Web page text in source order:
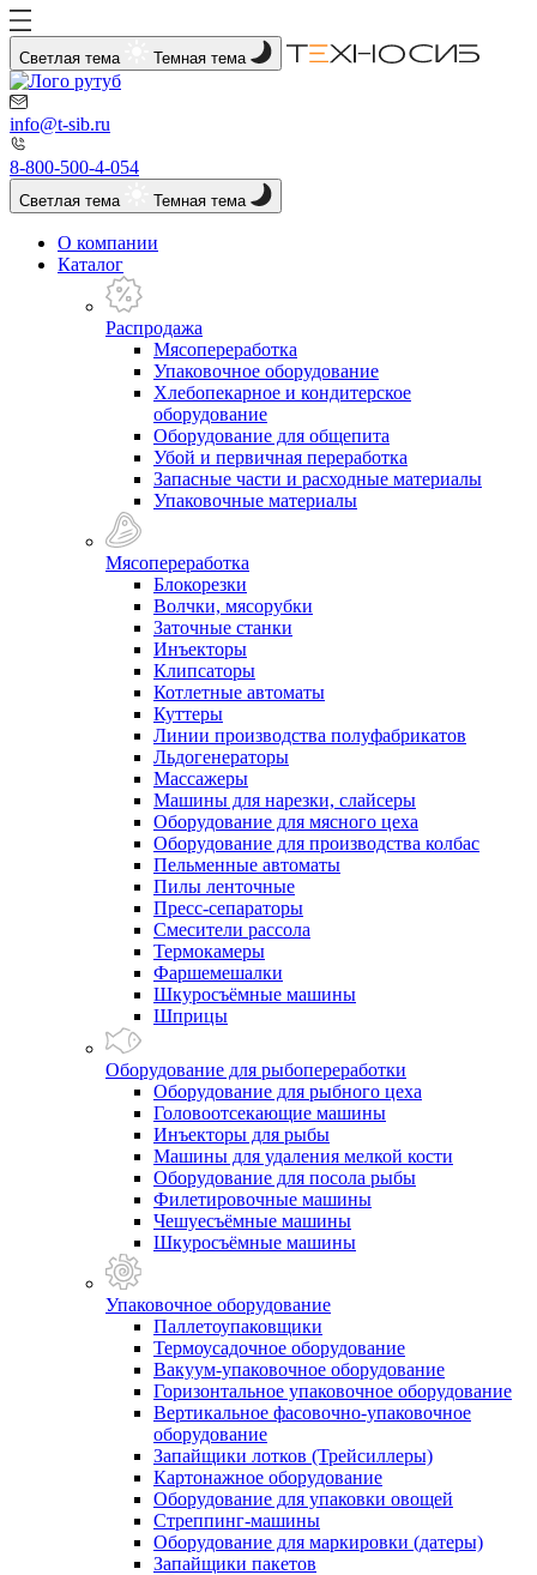
Светлая тема Темная тема
info@t-sib.ru
8-800-500-4-054
Светлая тема Темная тема
О компании
Каталог
Распродажа
Мясопереработка
Упаковочное оборудование
Хлебопекарное и кондитерское
оборудование
Оборудование для общепита
Убой и первичная переработка
Запасные части и расходные материалы
Упаковочные материалы
Мясопереработка
Блокорезки
Волчки, мясорубки
Заточные станки
Инъекторы
Клипсаторы
Котлетные автоматы
Куттеры
Линии производства полуфабрикатов
Льдогенераторы
Массажеры
Машины для нарезки, слайсеры
Оборудование для мясного цеха
Оборудование для производства колбас
Пельменные автоматы
Пилы ленточные
Пресс-сепараторы
Смесители рассола
Термокамеры
Фаршемешалки
Шкуросъёмные машины
Шприцы
Оборудование для рыбопереработки
Оборудование для рыбного цеха
Головоотсекающие машины
Инъекторы для рыбы
Машины для удаления мелкой кости
Оборудование для посола рыбы
Филетировочные машины
Чешуесъёмные машины
Шкуросъёмные машины
Упаковочное оборудование
Паллетоупаковщики
Термоусадочное оборудование
Вакуум-упаковочное оборудование
Горизонтальное упаковочное оборудование
Вертикальное фасовочно-упаковочное
оборудование
Запайщики лотков (Трейсиллеры)
Картонажное оборудование
Оборудование для упаковки овощей
Стреппинг-машины
Оборудование для маркировки (датеры)
Запайщики пакетов